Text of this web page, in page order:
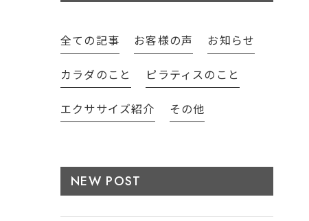
全ての記事 お客様の声 お知らせ
カラダのこと ピラティスのこと
エクササイズ紹介 その他
NEW POST